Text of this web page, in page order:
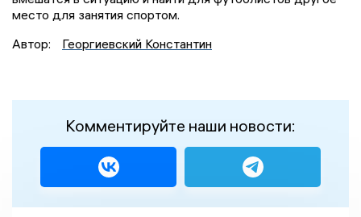
место для занятия спортом.
Автор:
Георгиевский Константин
Комментируйте наши новости: